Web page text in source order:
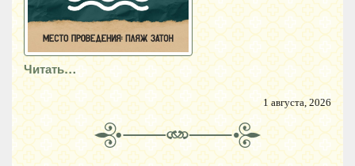
Читать…
1 августа, 2026